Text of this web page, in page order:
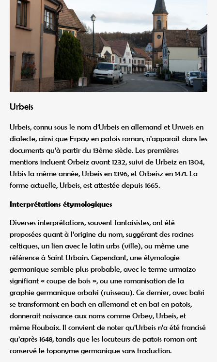
Urbeis
Urbeis, connu sous le nom d’Urbeis en allemand et Urweis en
dialecte, ainsi que Erpay en patois roman, n’apparaît dans les
documents qu’à partir du 13ème siècle. Les premières
mentions incluent Orbeiz avant 1232, suivi de Urbeiz en 1304,
Urbis la même année, Urbeis en 1396, et Orbeisz en 1471. La
forme actuelle, Urbeis, est attestée depuis 1665.
Interprétations étymologiques
Diverses interprétations, souvent fantaisistes, ont été
proposées quant à l’origine du nom, suggérant des racines
celtiques, un lien avec le latin urbs (ville), ou même une
référence à Saint Urbain. Cependant, une étymologie
germanique semble plus probable, avec le terme urmaizo
signifiant « coupe de bois », ou une romanisation de la
graphie germanique orbaki (ruisseau). Ce dernier, avec baki
se transformant en bach en allemand et en bai en patois,
donnerait naissance aux noms comme Orbey, Urbeis, et
même Roubaix. Il convient de noter qu’Urbeis n’a été francisé
qu’après 1648, tandis que les locuteurs de patois roman ont
conservé le toponyme germanique sans traduction.